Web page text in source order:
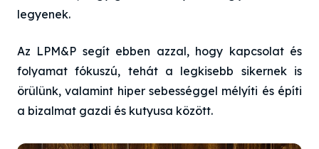
legyenek.
Az LPM&P segít ebben azzal, hogy kapcsolat és
folyamat fókuszú, tehát a legkisebb sikernek is
örülünk, valamint hiper sebességgel mélyíti és építi
a bizalmat gazdi és kutyusa között.